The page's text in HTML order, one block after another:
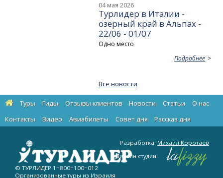
04 мая 2026
Турлидер в Италии -
озерный край в Альпах -
22/06 - 01/07
Одно место
Подробнее
Все новости
Туры Гиды Отзывы клиентов Новости Статьи
О нас
Контакты
Видео Авиабилеты Cовет дня Рассказ дня
© ТУРЛИДЕР 1−800−100−012
Организованные туры из Израиля
Разработка: Михаил Коротаев
Дизайн студии